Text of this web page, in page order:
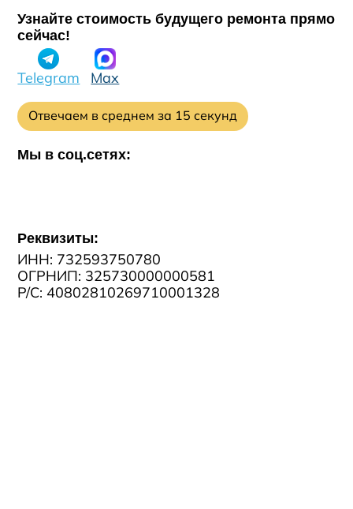
Узнайте стоимость будущего ремонта прямо
сейчас!
Telegram Max
Отвечаем в среднем за 15 секунд
Мы в соц.сетях:
Реквизиты:
ИНН: 732593750780
ОГРНИП: 325730000000581
Р/С: 40802810269710001328